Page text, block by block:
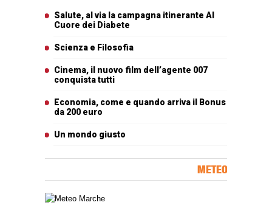
Salute, al via la campagna itinerante Al
Cuore dei Diabete
Scienza e Filosofia
Cinema, il nuovo film dell’agente 007
conquista tutti
Economia, come e quando arriva il Bonus
da 200 euro
Un mondo giusto
METEO
Carta meteorologica delle Marche